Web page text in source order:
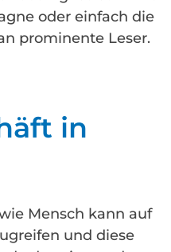
oder einfach die
prominente Leser.
in
Mensch kann auf
und diese